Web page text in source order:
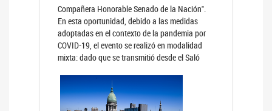
Compañera Honorable Senado de la Nación".
En esta oportunidad, debido a las medidas
adoptadas en el contexto de la pandemia por
COVID-19, el evento se realizó en modalidad
mixta: dado que se transmitió desde el Saló